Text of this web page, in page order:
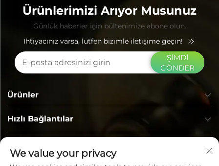
Ürünlerimizi Arıyor Musunuz
Günlük haberler için bültenimize abone olun.
İhtiyacınız varsa, lütfen bizimle iletişime geçin!
ŞİMDİ
GÖNDER
Hızlı Bağlantılar
Ürünler
We value your privacy